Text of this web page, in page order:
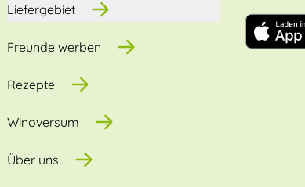
Liefergebiet
Freunde werben
Rezepte
Winoversum
Über uns